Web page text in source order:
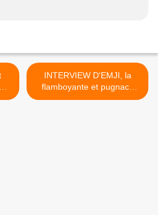
INTERVIEW D'EMJI, la
flamboyante et pugnace
diva... >